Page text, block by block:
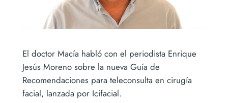
El doctor Macía habló con el periodista Enrique
Jesús Moreno sobre la nueva Guía de
Recomendaciones para teleconsulta en cirugía
facial, lanzada por Icifacial.